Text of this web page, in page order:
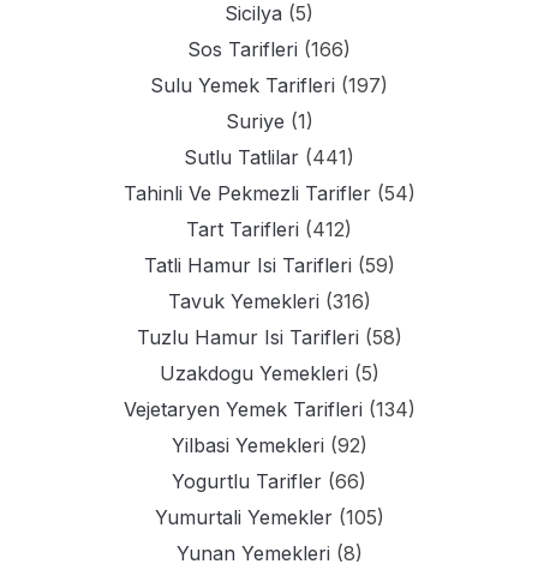
Sicilya (5)
Sos Tarifleri (166)
Sulu Yemek Tarifleri (197)
Suriye (1)
Sutlu Tatlilar (441)
Tahinli Ve Pekmezli Tarifler(54)
Tart Tarifleri (412)
Tatli Hamur Isi Tarifleri (59)
Tavuk Yemekleri (316)
Tuzlu Hamur Isi Tarifleri (58)
Uzakdogu Yemekleri (5)
Vejetaryen Yemek Tarifleri (134)
Yilbasi Yemekleri (92)
Yogurtlu Tarifler (66)
Yumurtali Yemekler(105)
Yunan Yemekleri (8)